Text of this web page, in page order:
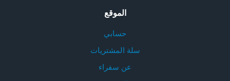
الموقع
حسابي
سلة المشتريات
عن سفراء